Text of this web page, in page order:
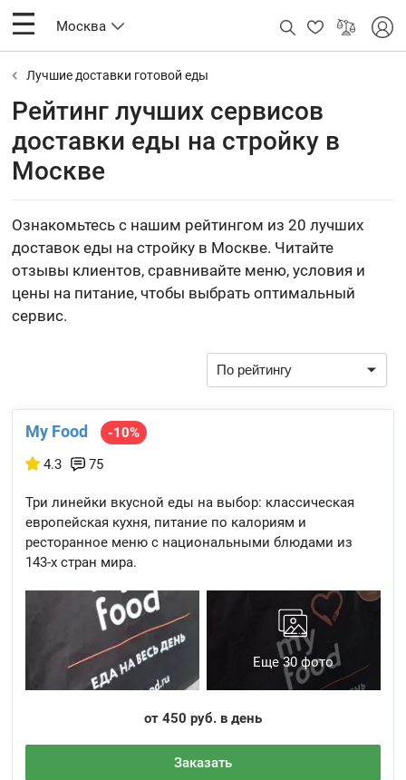
Москва
Лучшие доставки готовой еды
Рейтинг лучших сервисов
доставки еды на стройку в
Москве
Ознакомьтесь с нашим рейтингом из 20 лучших
доставок еды на стройку в Москве. Читайте
отзывы клиентов, сравнивайте меню, условия и
цены на питание, чтобы выбрать оптимальный
сервис.
My Food
-10%
4.3
75
Три линейки вкусной еды на выбор: классическая
европейская кухня, питание по калориям и
ресторанное меню с национальными блюдами из
143-х стран мира.
Еще 30 фото
от 450 руб. в день
Заказать